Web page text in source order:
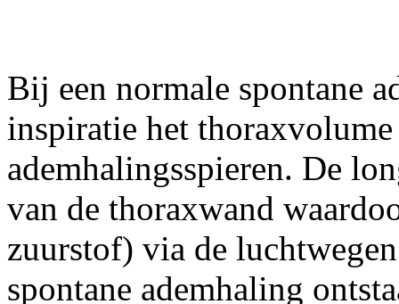
Bij een normale spontane
inspiratie het
ademhalingsspieren. De
van de thoraxwand
zuurstof) via de
spontane ademhaling